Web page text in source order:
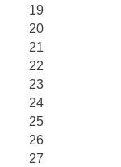
19
20
21
22
23
24
25
26
27